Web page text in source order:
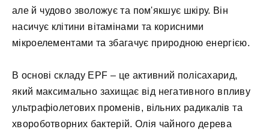
але й чудово зволожує та пом'якшує шкіру. Він
насичує клітини вітамінами та корисними
мікроелементами та збагачує природною енергією.
В основі складу EPF – це активний полісахарид,
який максимально захищає від негативного впливу
ультрафіолетових променів, вільних радикалів та
хвороботворних бактерій. Олія чайного дерева